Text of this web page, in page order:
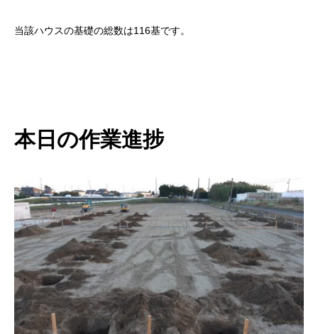
当該ハウスの基礎の総数は116基です。
本日の作業進捗